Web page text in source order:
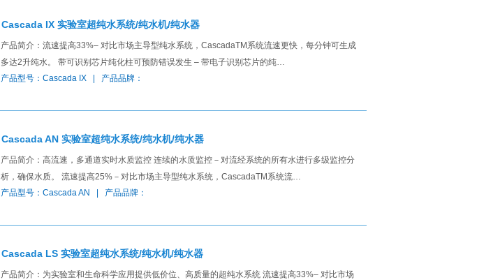
Cascada IX 实验室超纯水系统/纯水机/纯水器
产品简介：流速提高33%– 对比市场主导型纯水系统，CascadaTM系统流速更快，每分钟可生成
多达2升纯水。 带可识别芯片纯化柱可预防错误发生 – 带电子识别芯片的纯…
产品型号：Cascada IX | 产品品牌：
Cascada AN 实验室超纯水系统/纯水机/纯水器
产品简介：高流速，多通道实时水质监控 连续的水质监控－对流经系统的所有水进行多级监控分
析，确保水质。 流速提高25%－对比市场主导型纯水系统，CascadaTM系统流…
产品型号：Cascada AN | 产品品牌：
Cascada LS 实验室超纯水系统/纯水机/纯水器
产品简介：为实验室和生命科学应用提供低价位、高质量的超纯水系统 流速提高33%– 对比市场